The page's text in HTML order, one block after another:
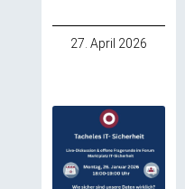
27. April 2026